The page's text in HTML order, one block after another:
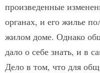
произведенные
органах, и его жилье
жилом доме. Однако
дало о себе знать, и в
Дело в том, что для